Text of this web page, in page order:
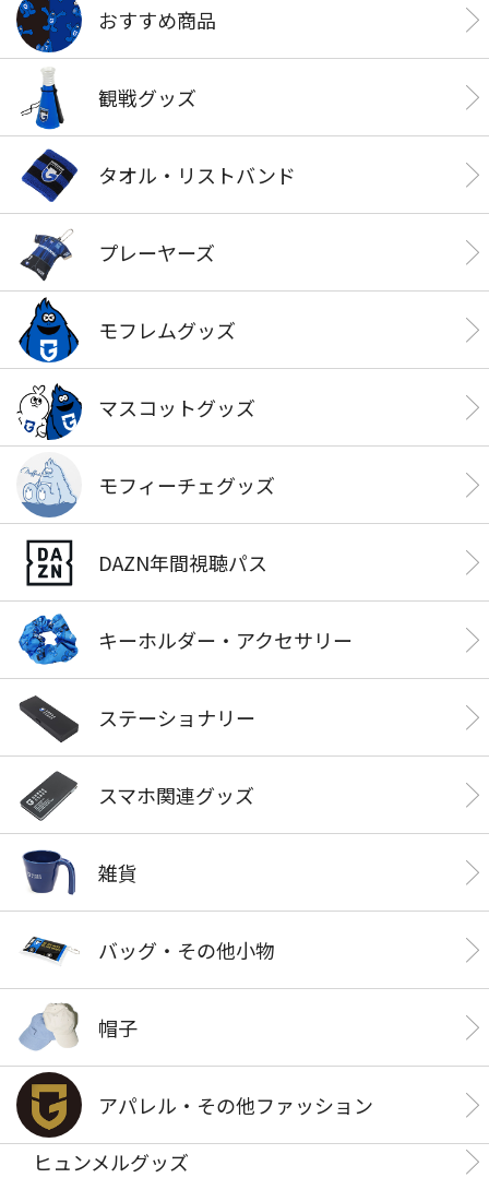
おすすめ商品
観戦グッズ
タオル・リストバンド
プレーヤーズ
モフレムグッズ
マスコットグッズ
モフィーチェグッズ
DAZN年間視聴パス
キーホルダー・アクセサリー
ステーショナリー
スマホ関連グッズ
雑貨
バッグ・その他小物
帽子
アパレル・その他ファッション
ヒュンメルグッズ